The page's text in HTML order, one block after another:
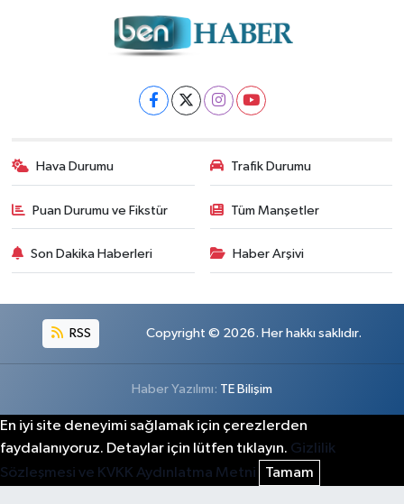
Hava Durumu Trafik Durumu
Puan Durumu ve Fikstür Tüm Manşetler
Son Dakika Haberleri Haber Arşivi
RSS Copyright © 2026. Her hakkı saklıdır.
Haber Yazılımı: TE Bilişim
En iyi site deneyimi sağlamak için çerezlerden
faydalanıyoruz. Detaylar için lütfen tıklayın. Gizlilik
Sözleşmesi ve KVKK Aydınlatma Metni
Tamam